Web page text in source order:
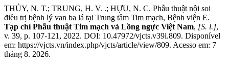
THỦY, N. T.; TRUNG, H. V. .; HỰU, N. C. Phẫu thuật nội soi
điều trị bệnh lý van ba lá tại Trung tâm Tim mạch, Bệnh viện E.
Tạp chí Phẫu thuật Tim mạch và Lồng ngực Việt Nam, [S. l.],
v. 39, p. 107-121, 2022. DOI: 10.47972/vjcts.v39i.809. Disponível
em: https://vjcts.vn/index.php/vjcts/article/view/809. Acesso em: 7
tháng 8. 2026.